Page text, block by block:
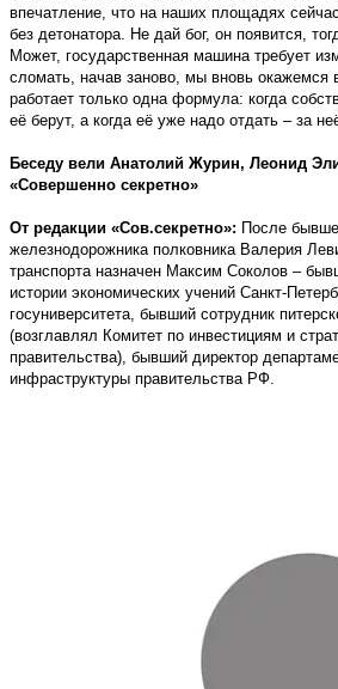
впечатление, что на наших площадях
без детонатора. Не дай бог, он появится,
Может, государственная машина требует
сломать, начав заново, мы вновь окажемся
работает только одна формула: когда
её берут, а когда её уже надо отдать – за
Беседу вели Анатолий Журин, Леонид
«Совершенно секретно»
От редакции «Сов.секретно»: После
железнодорожника полковника Валерия
транспорта назначен Максим Соколов –
истории экономических учений Санкт-
госуниверситета, бывший сотрудник
(возглавлял Комитет по инвестициям и
правительства), бывший директор
инфраструктуры правительства РФ.